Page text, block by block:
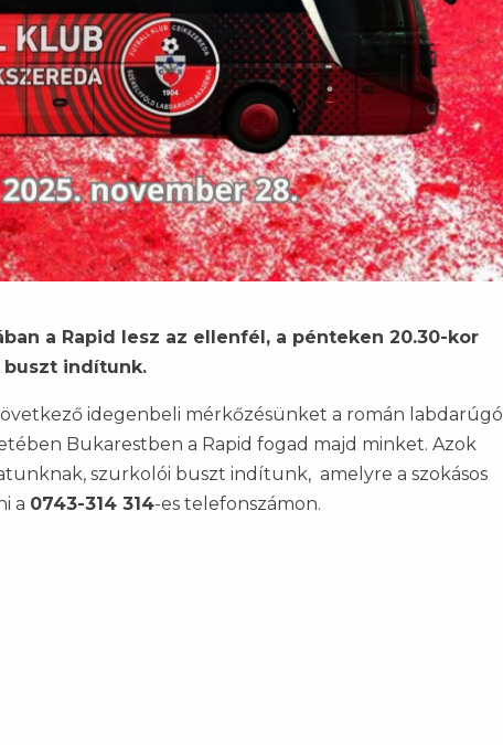
a Rapid lesz az ellenfél, a pénteken 20.30-kor
indítunk.
idegenbeli mérkőzésünket a román labdarúgó
Bukarestben a Rapid fogad majd minket. Azok
szurkolói buszt indítunk, amelyre a szokásos
a 0743-314 314-es telefonszámon.